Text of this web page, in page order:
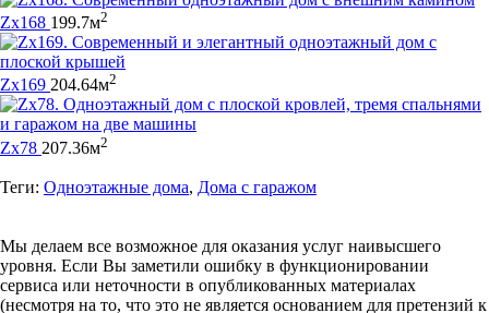
Zx168 199.7м2
Zx169 204.64м2
Zx78 207.36м2
Теги: Одноэтажные дома, Дома с гаражом
Мы делаем все возможное для оказания услуг наивысшего
уровня. Если Вы заметили ошибку в функционировании
сервиса или неточности в опубликованных материалах
(несмотря на то, что это не является основанием для претензий к